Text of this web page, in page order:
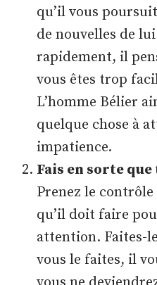
qu’il vous
de nouvelles de
rapidement, il
vous êtes trop
L’homme Bélier
quelque chose à
impatience.
Fais en sorte
Prenez le
qu’il doit faire
attention. Faites-
vous le faites, il